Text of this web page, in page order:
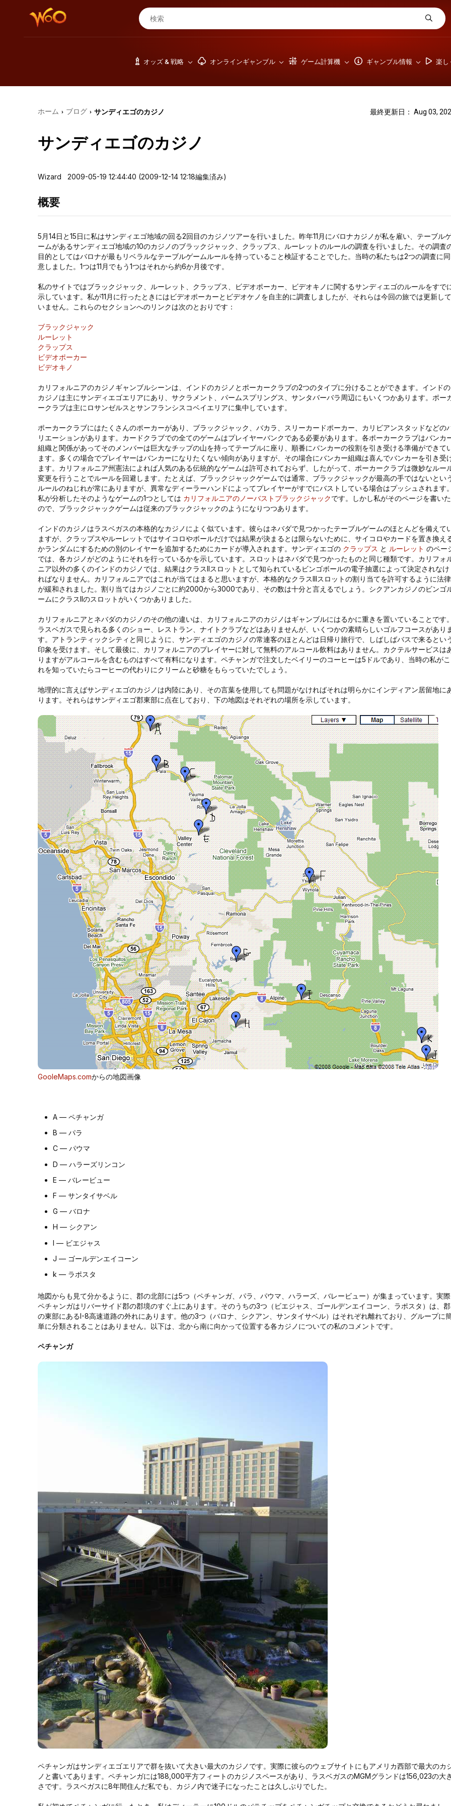
オッズ & 戦略 オンラインギャンブル ゲーム計算機 ギャンブル情報 楽し
ホーム › ブログ › サンディエゴのカジノ 最終更新日： Aug 03,
サンディエゴのカジノ
Wizard 2009-05-19 12:44:40 (2009-12-14 12:18編集済み)
概要
5月14日と15日に私はサンディエゴ地域の回る2回目のカジノツアーを行いました。昨年11月にバロナカジノが私を雇い、テーブル
ームがあるサンディエゴ地域の10のカジノのブラックジャック、クラップス、ルーレットのルールの調査を行いました。その調査
目的としてはバロナが最もリベラルなテーブルゲームルールを持っていること検証することでした。当時の私たちは2つの調査に同
意しました。1つは11月でもう1つはそれから約6か月後です。
私のサイトではブラックジャック、ルーレット、クラップス、ビデオポーカー、ビデオキノに関するサンディエゴのルールをすで
示しています。私が11月に行ったときにはビデオポーカーとビデオケノを自主的に調査しましたが、それらは今回の旅では更新して
いません。これらのセクションへのリンクは次のとおりです：
ブラックジャック
ルーレット
クラップス
ビデオポーカー
ビデオキノ
カリフォルニアのカジノギャンブルシーンは、インドのカジノとポーカークラブの2つのタイプに分けることができます。インドの
カジノは主にサンディエゴエリアにあり、サクラメント、パームスプリングス、サンタバーバラ周辺にもいくつかあります。ポー
ークラブは主にロサンゼルスとサンフランシスコベイエリアに集中しています。
ポーカークラブにはたくさんのポーカーがあり、ブラックジャック、バカラ、スリーカードポーカー、カリビアンスタッドなどの
リエーションがあります。カードクラブでの全てのゲームはプレイヤーバンクである必要があります。各ポーカークラブはバンカ
組織と関係があってそのメンバーは巨大なチップの山を持ってテーブルに座り、順番にバンカーの役割を引き受ける準備ができて
ます。多くの場合でプレイヤーはバンカーになりたくない傾向がありますが、その場合にバンカー組織は喜んでバンカーを引き受
ます。カリフォルニア州憲法によれば人気のある伝統的なゲームは許可されておらず、したがって、ポーカークラブは微妙なルー
変更を行うことでルールを回避します。たとえば、ブラックジャックゲームでは通常、ブラックジャックが最高の手ではないとい
ルールのねじれが常にありますが、異常なディーラーハンドによってプレイヤーがすでにバストしている場合はプッシュされます。
私が分析したそのようなゲームの1つとしては カリフォルニアのノーバストブラックジャックです。しかし私がそのページを書いた
ので、ブラックジャックゲームは従来のブラックジャックのようになりつつあります。
インドのカジノはラスベガスの本格的なカジノによく似ています。彼らはネバダで見つかったテーブルゲームのほとんどを備えて
ますが、クラップスやルーレットではサイコロやボールだけでは結果が決まるとは限らないために、サイコロやカードを置き換え
かランダムにするための別のレイヤーを追加するためにカードが導入されます。サンディエゴの クラップス と ルーレット のペー
では、各カジノがどのようにそれを行っているかを示しています。スロットはネバダで見つかったものと同じ種類です。カリフォ
ニア以外の多くのインドのカジノでは、結果はクラスIIスロットとして知られているビンゴボールの電子抽選によって決定されなけ
ればなりません。カリフォルニアではこれが当てはまると思いますが、本格的なクラスIIIスロットの割り当てを許可するように法律
が緩和されました。割り当てはカジノごとに約2000から3000であり、その数は十分と言えるでしょう。シクアンカジノのビンゴ
ームにクラスIIのスロットがいくつかありました。
カリフォルニアとネバダのカジノのその他の違いは、カリフォルニアのカジノはギャンブルにはるかに重きを置いていることです。
ラスベガスで見られる多くのショー、レストラン、ナイトクラブなどはありませんが、いくつかの素晴らしいゴルフコースがあり
す。アトランティックシティと同じように、サンディエゴのカジノの常連客のほとんどは日帰り旅行で、しばしばバスで来るとい
印象を受けます。そして最後に、カリフォルニアのプレイヤーに対して無料のアルコール飲料はありません。カクテルサービスは
りますがアルコールを含むものはすべて有料になります。ペチャンガで注文したベイリーのコーヒーは5ドルであり、当時の私がこ
れを知っていたらコーヒーの代わりにクリームと砂糖をもらっていたでしょう。
地理的に言えばサンディエゴのカジノは内陸にあり、その言葉を使用しても問題がなければそれは明らかにインディアン居留地に
ります。それらはサンディエゴ郡東部に点在しており、下の地図はそれぞれの場所を示しています。
GooleMaps.comからの地図画像
A — ペチャンガ
B — パラ
C — パウマ
D — ハラーズリンコン
E — バレービュー
F — サンタイサベル
G — バロナ
H — シクアン
I — ビエジャス
J — ゴールデンエイコーン
k — ラポスタ
地図からも見て分かるように、郡の北部には5つ（ペチャンガ、パラ、パウマ、ハラーズ、バレービュー）が集まっています。実際
ペチャンガはリバーサイド郡の郡境のすぐ上にあります。そのうちの3つ（ビエジャス、ゴールデンエイコーン、ラポスタ）は、郡
の東部にあるI-8高速道路の外れにあります。他の3つ（バロナ、シクアン、サンタイサベル）はそれぞれ離れており、グループに
単に分類されることはありません。以下は、北から南に向かって位置する各カジノについての私のコメントです。
ペチャンガ
ペチャンガはサンディエゴエリアで群を抜いて大きい最大のカジノです。実際に彼らのウェブサイトにもアメリカ西部で最大のカ
ノと書いてあります。ペチャンガには188,000平方フィートのカジノスペースがあり、ラスベガスのMGMグランドは156,023の大き
さです。ラスベガスに8年間住んだ私でも、カジノ内で迷子になったことは久しぶりでした。